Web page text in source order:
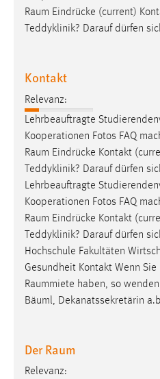
Raum Eindrücke (current)
Teddyklinik? Darauf dürfen
Kontakt
Relevanz:
Lehrbeauftragte
Kooperationen Fotos FAQ
Raum Eindrücke Kontakt
Teddyklinik? Darauf dürfen
Lehrbeauftragte
Kooperationen Fotos FAQ
Raum Eindrücke Kontakt
Teddyklinik? Darauf dürfen
Hochschule Fakultäten
Gesundheit Kontakt Wenn
Raummiete haben, so
Bäuml, Dekanatssekretärin
Der Raum
Relevanz:
Name:
MibewSessionID,
chat-frame-style-
Zweck:
Wird benötigt um die
Cookie Laufzeit:
MibewSessionID, mibew-
Jahre, MIBEW_UserID = 1 Jahr
Login
Name:
fe_user, be_user,
einloggen zu können.
Cookie Laufzeit: